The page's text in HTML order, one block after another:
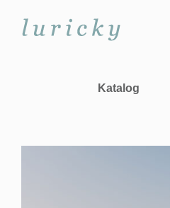
springen
Katalog